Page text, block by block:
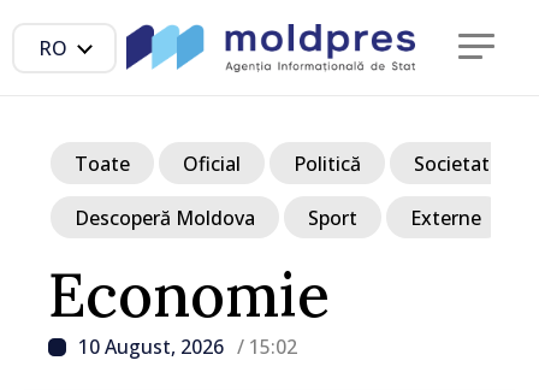
RO
Economie
10 August, 2026 / 15:02
Toate Oficial Politică Societate
Descoperă Moldova Sport Externe